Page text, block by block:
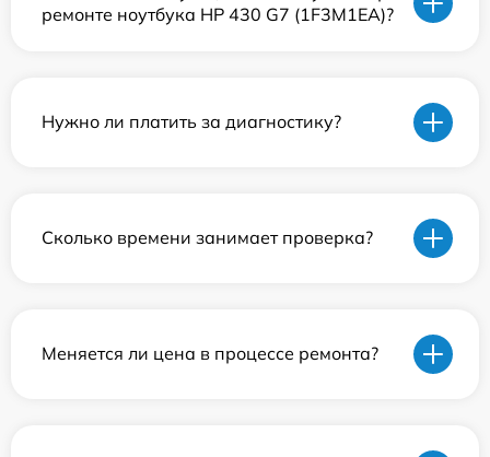
ремонте ноутбука HP 430 G7 (1F3M1EA)?
Нужно ли платить за диагностику?
Сколько времени занимает проверка?
Меняется ли цена в процессе ремонта?